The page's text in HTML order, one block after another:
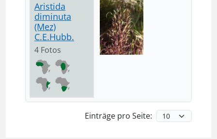
Aristida
diminuta
(Mez)
C.E.Hubb.
4 Fotos
Einträge pro Seite: